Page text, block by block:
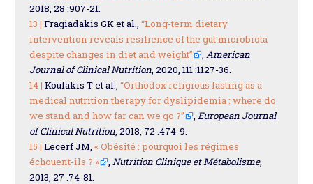
2018, 28 :907-21.
13 | Fragiadakis GK et al.,“Long-term dietary
intervention reveals resilience of the gut microbiota
despite changes in diet and weight”
,American
Journal of Clinical Nutrition, 2020, 111 :1127-36.
14 | Koufakis T et al.,“Orthodox religious fasting as a
medical nutrition therapy for dyslipidemia : where do
we stand and how far can we go ?”
,European Journal
of Clinical Nutrition, 2018, 72 :474-9.
15 | Lecerf JM,« Obésité : pourquoi les régimes
échouent-ils ? »
,Nutrition Clinique et Métabolisme,
2013, 27 :74-81.